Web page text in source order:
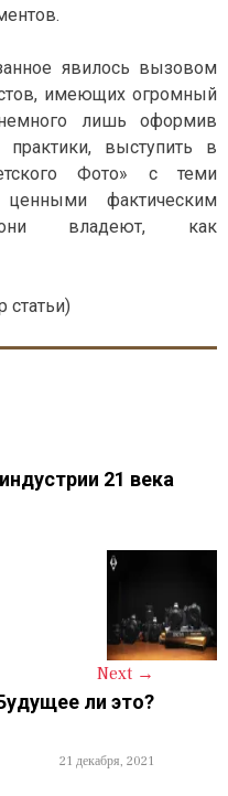
явилось вызовом
имеющих огромный
лишь оформив
практики, выступить в
Фото» с теми
фактическим
владеют, как
статьи)
21 века
Next →
ли это?
21 декабря, 2021